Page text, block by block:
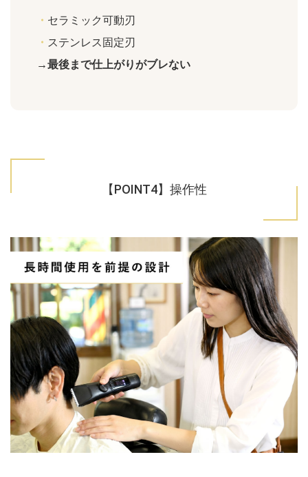
・ セラミック可動刃
・ ステンレス固定刃
→最後まで仕上がりがブレない
【POINT4】操作性